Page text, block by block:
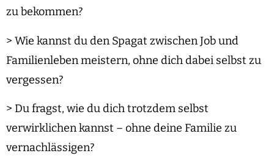
zu bekommen?
> Wie kannst du den Spagat zwischen Job und
Familienleben meistern, ohne dich dabei selbst zu
vergessen?
> Du fragst, wie du dich trotzdem selbst
verwirklichen kannst – ohne deine Familie zu
vernachlässigen?